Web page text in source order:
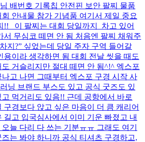
배번호 기록칩 안전핀 보안 팔찌 물품
회 안내물 참가 기념품 여기서 제일 중요
!! 이 팔찌는 대회 당일까지 차고 있어
서 무심코 떼면 안 됨 처음엔 팔찌 채워주
지?” 싶었는데 당일 주자 구역 들어갈
이라 생각하면 됨 대회 전날 씻을 때도
거슬리지만 절대 떼면 안 됨^!^ 엑스포
고 나면 그때부터 엑스포 구경 시작 사
닝 브랜드 부스도 있고 공식 굿즈도 있
고 먹거리도 있음!! 근데 공항에서 바로
구경보다 앉고 싶은 마음이 더 큼 캐리어
길고 입국심사에서 이미 기운 빠졌고 내
늘 다리 다 쓰는 기분ㅠㅠ 그래도 여기
는 봐야 하니까 공식 티셔츠 구경하고,